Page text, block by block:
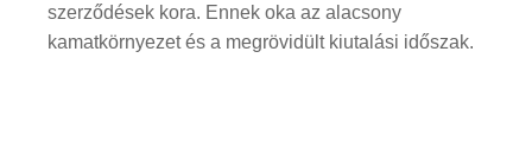
szerződések kora. Ennek oka az alacsony
kamatkörnyezet és a megrövidült kiutalási időszak.